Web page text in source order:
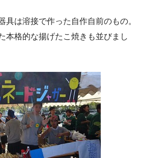
具は溶接で作った自作自前のもの。
本格的な揚げたこ焼きも並びまし